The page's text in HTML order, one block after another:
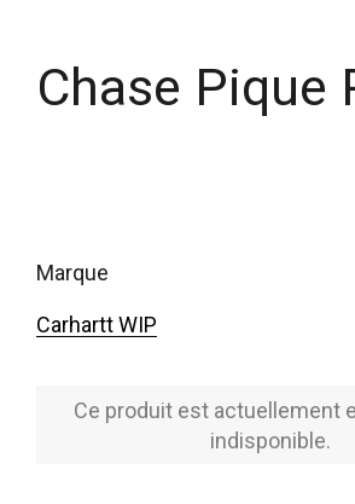
Chase Pique
marque
Carhartt WIP
Ce produit est actuellement
indisponible.